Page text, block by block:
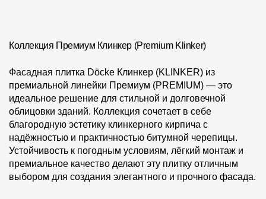
Коллекция Премиум Клинкер (Premium Klinker)
Фасадная плитка Döcke Клинкер (KLINKER) из
премиальной линейки Премиум (PREMIUM) — это
идеальное решение для стильной и долговечной
облицовки зданий. Коллекция сочетает в себе
благородную эстетику клинкерного кирпича с
надёжностью и практичностью битумной черепицы.
Устойчивость к погодным условиям, лёгкий монтаж и
премиальное качество делают эту плитку отличным
выбором для создания элегантного и прочного фасада.